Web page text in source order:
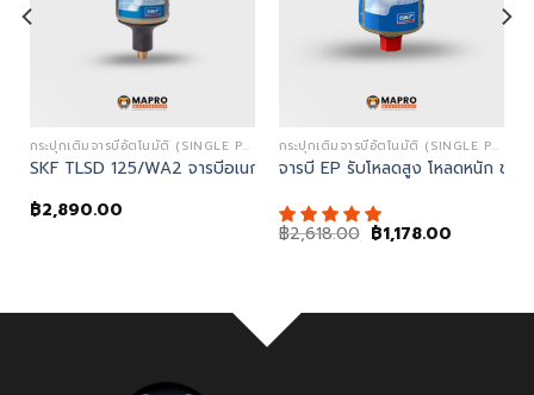
กระปุกเติมจารบีอัตโนมัติ (SINGLE POINT AUTOMATIC LUBRICATORS)
SKF TLSD 125/WA2 จารบีอเนกประสงค์
฿2,890.00
กระปุกเติมจารบีอัตโนมัติ (SINGLE POINT AUTOMATIC LUBRICATORS)
จารบี EP รับโหลดสูง โหลดหนัก ช่ว
฿2,618.00 Original
price
฿1,178.00Current